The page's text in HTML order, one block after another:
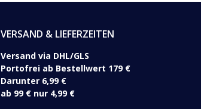
VERSAND & LIEFERZEITEN
Versand via DHL/GLS ​
Portofrei ab Bestellwert 179 €
Darunter 6,99 €
ab 99 € nur 4,99 €